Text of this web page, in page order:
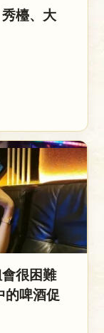
檯、大
很困難
的啤酒促